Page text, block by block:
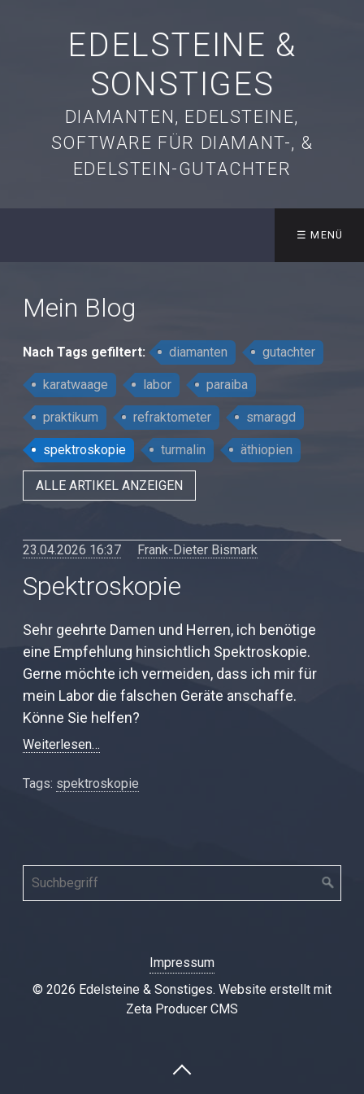
EDELSTEINE &
SONSTIGES
DIAMANTEN, EDELSTEINE,
SOFTWARE FÜR DIAMANT-, &
EDELSTEIN-GUTACHTER
☰ MENÜ
Mein Blog
Nach Tags gefiltert: diamanten gutachter
karatwaage labor paraiba
praktikum refraktometer smaragd
spektroskopie turmalin äthiopien
ALLE ARTIKEL ANZEIGEN
23.04.2026 16:37 Frank-Dieter Bismark
Spektroskopie
Sehr geehrte Damen und Herren, ich benötige
eine Empfehlung hinsichtlich Spektroskopie.
Gerne möchte ich vermeiden, dass ich mir für
mein Labor die falschen Geräte anschaffe.
Könne Sie helfen?
Weiterlesen…
Tags: spektroskopie
Impressum
© 2026 Edelsteine & Sonstiges. Website erstellt mit
Zeta Producer CMS